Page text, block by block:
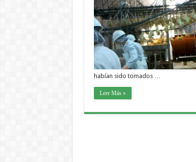
habían sido tomados …
Leer Más »